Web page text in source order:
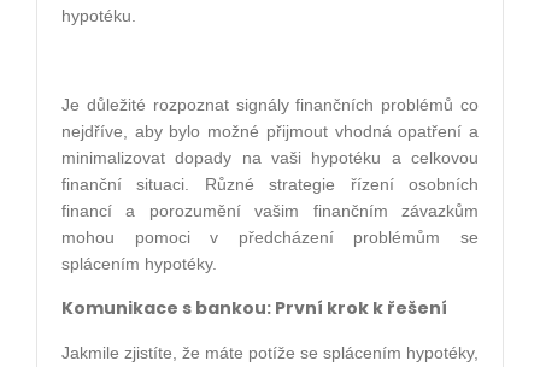
hypotéku.
Je důležité rozpoznat signály finančních problémů co
nejdříve, aby bylo možné přijmout vhodná opatření a
minimalizovat dopady na vaši hypotéku a celkovou
finanční situaci. Různé strategie řízení osobních
financí a porozumění vašim finančním závazkům
mohou pomoci v předcházení problémům se
splácením hypotéky.
Komunikace s bankou: První krok k řešení
Jakmile zjistíte, že máte potíže se splácením hypotéky,